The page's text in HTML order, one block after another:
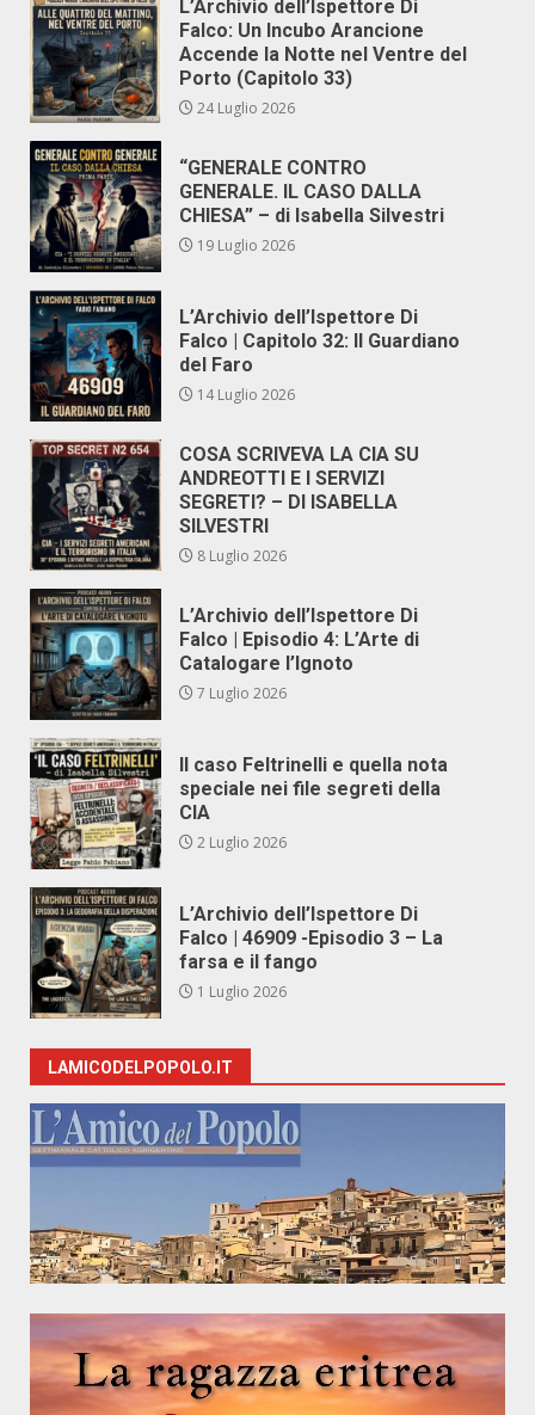
L’Archivio dell’Ispettore Di
Falco: Un Incubo Arancione
Accende la Notte nel Ventre del
Porto (Capitolo 33)
24 Luglio 2026
“GENERALE CONTRO
GENERALE. IL CASO DALLA
CHIESA” – di Isabella Silvestri
19 Luglio 2026
L’Archivio dell’Ispettore Di
Falco | Capitolo 32: Il Guardiano
del Faro
14 Luglio 2026
COSA SCRIVEVA LA CIA SU
ANDREOTTI E I SERVIZI
SEGRETI? – DI ISABELLA
SILVESTRI
8 Luglio 2026
L’Archivio dell’Ispettore Di
Falco | Episodio 4: L’Arte di
Catalogare l’Ignoto
7 Luglio 2026
Il caso Feltrinelli e quella nota
speciale nei file segreti della
CIA
2 Luglio 2026
L’Archivio dell’Ispettore Di
Falco | 46909 -Episodio 3 – La
farsa e il fango
1 Luglio 2026
LAMICODELPOPOLO.IT